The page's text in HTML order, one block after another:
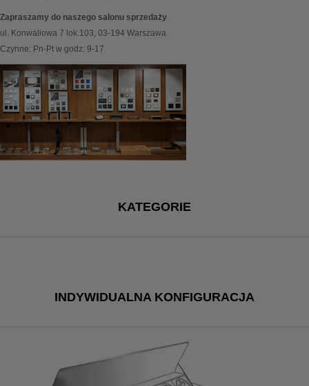
Zapraszamy do naszego salonu sprzedaży
ul. Konwaliowa 7 lok.103, 03-194 Warszawa
Czynne: Pn-Pt w godz: 9-17
KATEGORIE
INDYWIDUALNA KONFIGURACJA